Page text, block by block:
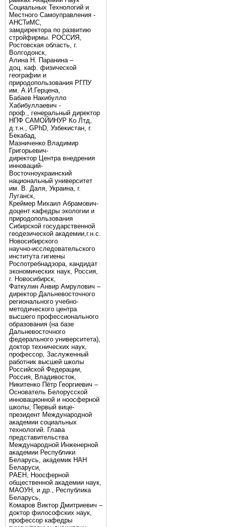
Социальных Технологий и
Местного Самоуправления -
АНСТиМС,
замдиректора по развитию
стройфирмы. РОССИЯ,
Ростовская область, г.
Волгодонск,
Алина Н. Паранина –
доц. каф. физической
географии и
природопользования РГПУ
им. А.И.Герцена,
Бабаев Накибулло
Хабибуллаевич -
проф., генеральный директор
НПФ САМОЙИНУР Ко Лтд,
д.т.н., GPhD, Узбекистан, г.
Бекабад,
Мазниченко Владимир
Григорьевич-
директор Центра внедрения
инноваций-
Восточноукраинский
национальный университет
им. В. Даля, Украина, г.
Луганск,
Креймер Михаил Абрамович-
доцент кафедры экологии и
природопользования
Сибирской государственной
геодезической академии,г.н.с.
Новосибирского
научно-исследовательского
института гигиены
Роспотребнадзора, кандидат
экономических наук, Россия,
г. Новосибирск,
Фаткулин Анвир Амрулович –
директор Дальневосточного
регионального учебно-
методического центра
высшего профессионального
образования (на базе
Дальневосточного
федерального университета),
доктор технических наук,
профессор, Заслуженный
работник высшей школы
Российской Федерации,
Россия, Владивосток,
Никитенко Пётр Георгиевич –
Основатель Белорусской
инновационной и ноосферной
школы, Первый вице-
президент Международной
академии социальных
технологий. Глава
представительства
Международной Инженерной
академии Республики
Беларусь, академик НАН
Беларуси,
РАЕН, Ноосферной
общественной академии наук,
МАОУН, и др., Республика
Беларусь,
Комаров Виктор Дмитриевич –
доктор философских наук,
профессор кафедры